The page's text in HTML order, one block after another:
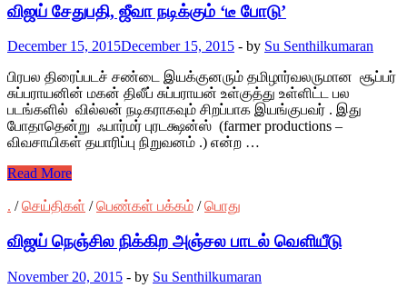
விஜய் சேதுபதி, ஜீவா நடிக்கும் ‘டீ போடு’
December 15, 2015December 15, 2015 - by Su Senthilkumaran
பிரபல திரைப்படச் சண்டை இயக்குனரும் தமிழார்வலருமான சூப்பர்
சுப்பராயனின் மகன் திலீப் சுப்பராயன் உள்குத்து உள்ளிட்ட பல
படங்களில் வில்லன் நடிகராகவும் சிறப்பாக இயங்குபவர் . இது
போதாதென்று ஃபார்மர் புரடக்ஷன்ஸ் (farmer productions –
விவசாயிகள் தயாரிப்பு நிறுவனம் .) என்ற …
Read More
. /செய்திகள் /பெண்கள் பக்கம் /பொது
விஜய் நெஞ்சில நிக்கிற அஞ்சல பாடல் வெளியீடு
November 20, 2015 - by Su Senthilkumaran